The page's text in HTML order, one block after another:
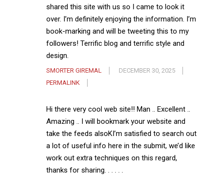
shared this site with us so I came to look it
over. I’m definitely enjoying the information. I’m
book-marking and will be tweeting this to my
followers! Terrific blog and terrific style and
design.
SMORTER GIREMAL
DECEMBER 30, 2025
PERMALINK
Hi there very cool web site!! Man .. Excellent ..
Amazing .. I will bookmark your website and
take the feeds alsoKI’m satisfied to search out
a lot of useful info here in the submit, we’d like
work out extra techniques on this regard,
thanks for sharing. . . . . .